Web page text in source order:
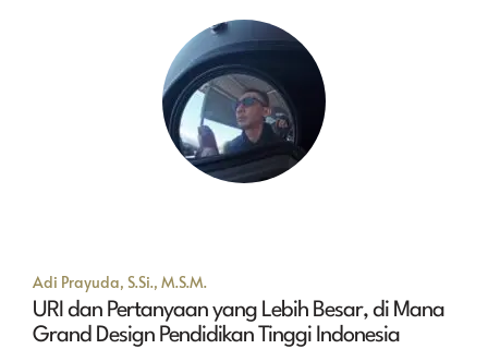
Adi Prayuda, S.Si., M.S.M.
URI dan Pertanyaan yang Lebih Besar, di Mana
Grand Design Pendidikan Tinggi Indonesia